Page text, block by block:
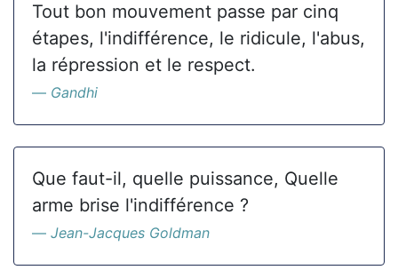
Tout bon mouvement passe par cinq
étapes, l'indifférence, le ridicule, l'abus,
la répression et le respect.
Gandhi
Que faut-il, quelle puissance, Quelle
arme brise l'indifférence ?
Jean-Jacques Goldman